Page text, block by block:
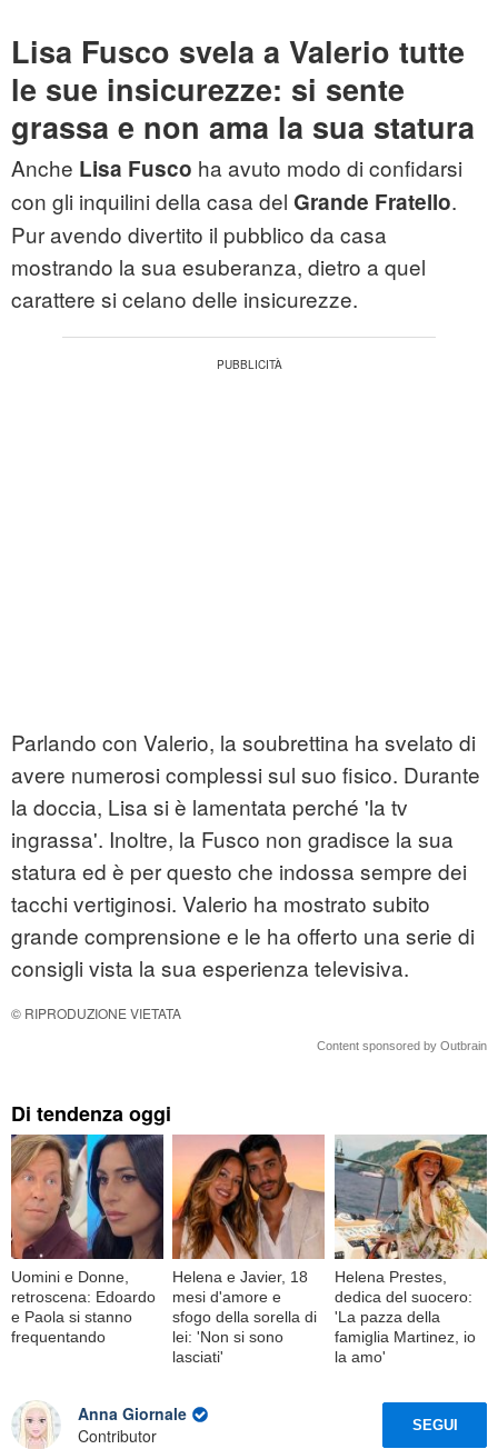
Lisa Fusco svela a Valerio tutte
le sue insicurezze: si sente
grassa e non ama la sua statura
Anche Lisa Fusco ha avuto modo di confidarsi
con gli inquilini della casa del Grande Fratello.
Pur avendo divertito il pubblico da casa
mostrando la sua esuberanza, dietro a quel
carattere si celano delle insicurezze.
Parlando con Valerio, la soubrettina ha svelato di
avere numerosi complessi sul suo fisico. Durante
la doccia, Lisa si è lamentata perché 'la tv
ingrassa'. Inoltre, la Fusco non gradisce la sua
statura ed è per questo che indossa sempre dei
tacchi vertiginosi. Valerio ha mostrato subito
grande comprensione e le ha offerto una serie di
consigli vista la sua esperienza televisiva.
© RIPRODUZIONE VIETATA
Content sponsored by Outbrain
Di tendenza oggi
Uomini e Donne,
retroscena: Edoardo
e Paola si stanno
frequentando
Helena e Javier, 18
mesi d'amore e
sfogo della sorella di
lei: 'Non si sono
lasciati'
Helena Prestes,
dedica del suocero:
'La pazza della
famiglia Martinez, io
la amo'
Anna Giornale
Contributor
SEGUI